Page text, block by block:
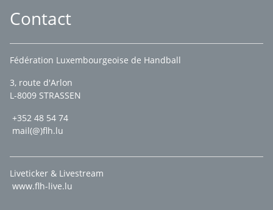
Contact
Fédération Luxembourgeoise de Handball
3, route d'Arlon
L-8009 STRASSEN
+352 48 54 74
mail(@)flh.lu
Liveticker & Livestream
www.flh-live.lu